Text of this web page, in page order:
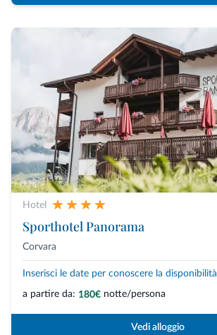
Hotel
Sporthotel Panorama
Corvara
Inserisci le date per conoscere la disponibilità
a partire da: 180€ notte/persona
Vedi alloggio